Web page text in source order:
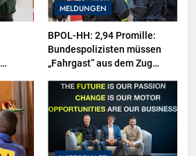
MELDUNGEN
BPOL-HH: 2,94 Promille:
Bundespolizisten müssen
„Fahrgast“ aus dem Zug